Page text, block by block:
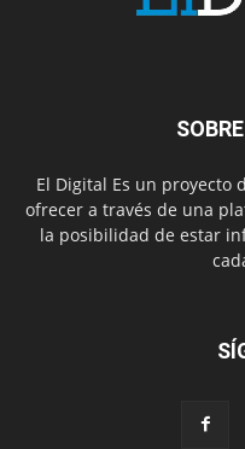
El Digital Es un proyecto
ofrecer a través de una
la posibilidad de estar